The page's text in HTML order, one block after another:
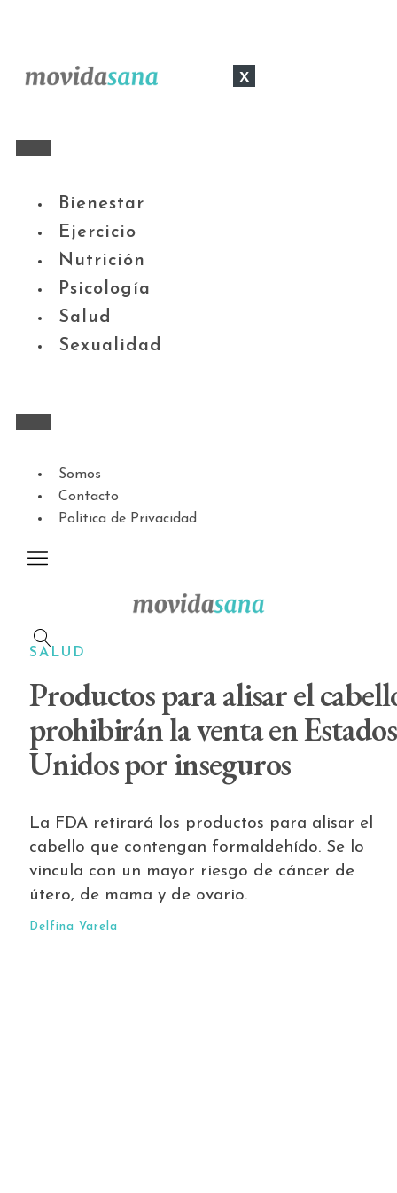
x
Bienestar
Ejercicio
Nutrición
Psicología
Salud
Sexualidad
Somos
Contacto
Política de Privacidad
SALUD
Productos para alisar el
prohibirán la venta en Estados
Unidos por inseguros
La FDA retirará los productos para alisar el
cabello que contengan formaldehído. Se lo
vincula con un mayor riesgo de cáncer de
útero, de mama y de ovario.
Delfina Varela